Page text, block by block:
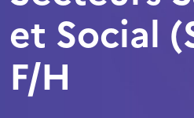
et Social
F/H